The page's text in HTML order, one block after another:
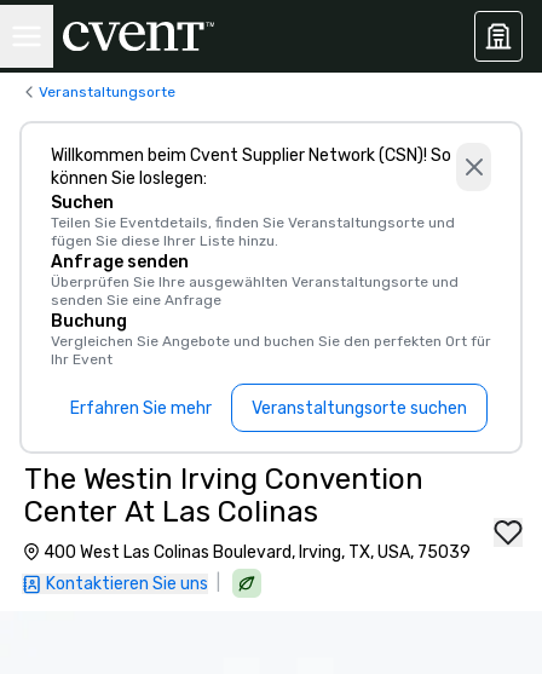
Veranstaltungsorte
Willkommen beim Cvent Supplier Network (CSN)! So
können Sie loslegen:
Suchen
Teilen Sie Eventdetails, finden Sie Veranstaltungsorte und
fügen Sie diese Ihrer Liste hinzu.
Anfrage senden
Überprüfen Sie Ihre ausgewählten Veranstaltungsorte und
senden Sie eine Anfrage
Buchung
Vergleichen Sie Angebote und buchen Sie den perfekten Ort für
Ihr Event
Erfahren Sie mehr Veranstaltungsorte suchen
The Westin Irving Convention
Center At Las Colinas
400 West Las Colinas Boulevard, Irving, TX, USA, 75039
Kontaktieren Sie uns